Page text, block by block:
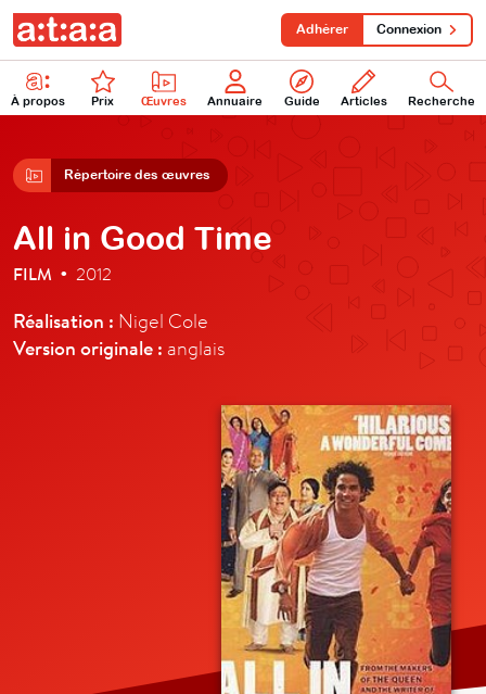
À propos Prix Œuvres Annuaire Guide Articles Recherche
Adhérer Connexion
Répertoire des œuvres
All in Good Time
FILM • 2012
Réalisation : Nigel Cole
Version originale : anglais